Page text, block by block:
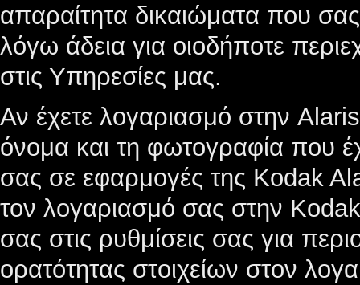
απαραίτητα δικαιώματα που
λόγω άδεια για οιοδήποτε
στις Υπηρεσίες μας.
Αν έχετε λογαριασμό στην
όνομα και τη φωτογραφία που
σας σε εφαρμογές της Kodak
τον λογαριασμό σας στην
σας στις ρυθμίσεις σας για
ορατότητας στοιχείων στον